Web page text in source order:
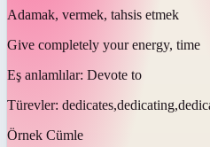
Adamak, vermek, tahsis etmek
Give completely your energy, time
Eş anlamlılar: Devote to
Türevler:
Örnek Cümle